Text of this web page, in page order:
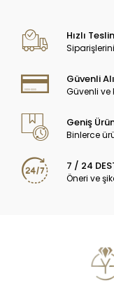
Hızlı
Güvenli
Güvenli
Geniş
Binlerce
7 / 24
Öneri ve